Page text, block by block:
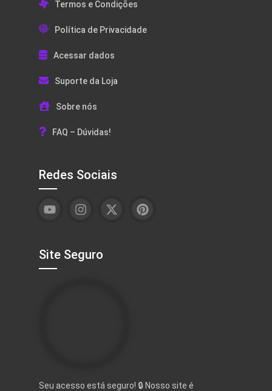
Termos e Condições
Política de Privacidade
Acessar dados
Suporte da Loja
Sobre nós
FAQ – Dúvidas!
Redes Sociais
Site Seguro
Seu acesso está seguro! 🔒 Nosso site é